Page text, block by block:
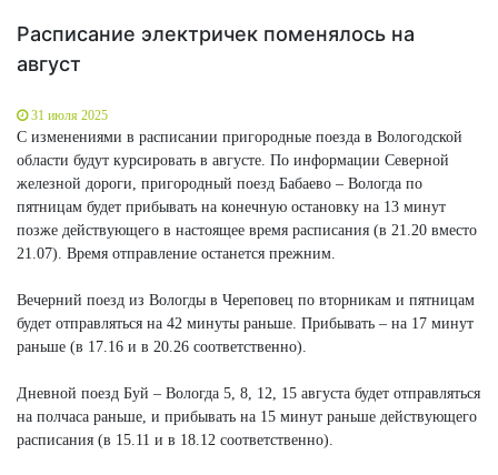
Расписание электричек поменялось на
август
31 июля 2025
С изменениями в расписании пригородные поезда в Вологодской
области будут курсировать в августе. По информации Северной
железной дороги, пригородный поезд Бабаево – Вологда по
пятницам будет прибывать на конечную остановку на 13 минут
позже действующего в настоящее время расписания (в 21.20 вместо
21.07). Время отправление останется прежним.
Вечерний поезд из Вологды в Череповец по вторникам и пятницам
будет отправляться на 42 минуты раньше. Прибывать – на 17 минут
раньше (в 17.16 и в 20.26 соответственно).
Дневной поезд Буй – Вологда 5, 8, 12, 15 августа будет отправляться
на полчаса раньше, и прибывать на 15 минут раньше действующего
расписания (в 15.11 и в 18.12 соответственно).